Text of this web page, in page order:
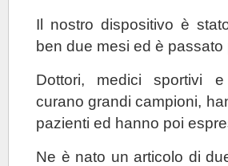
Il nostro dispositivo è
ben due mesi ed è
Dottori, medici sportivi
curano grandi campioni,
pazienti ed hanno poi
Ne è nato un articolo di